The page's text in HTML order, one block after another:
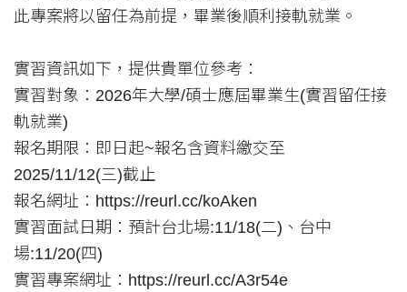
此專案將以留任為前提，畢業後順利接軌就業。
實習資訊如下，提供貴單位參考：
實習對象：2026年大學/碩士應屆畢業生(實習留任接
軌就業)
報名期限：即日起~報名含資料繳交至
2025/11/12(三)截止
報名網址：https://reurl.cc/koAken
實習面試日期：預計台北場:11/18(二)、台中
場:11/20(四)
實習專案網址：https://reurl.cc/A3r54e